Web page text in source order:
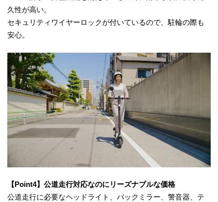
久性が高い。
セキュリティワイヤーロックが付いているので、駐輪の際も
安心。
【Point4】公道走行対応なのにリーズナブルな価格
公道走行に必要なヘッドライト、バックミラー、警音器、テ